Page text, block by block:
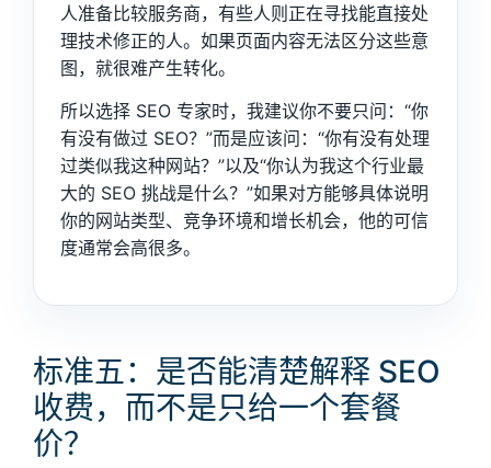
人准备比较服务商，有些人则正在寻找能直接处
理技术修正的人。如果页面内容无法区分这些意
图，就很难产生转化。
所以选择 SEO 专家时，我建议你不要只问：“你
有没有做过 SEO？”而是应该问：“你有没有处理
过类似我这种网站？”以及“你认为我这个行业最
大的 SEO 挑战是什么？”如果对方能够具体说明
你的网站类型、竞争环境和增长机会，他的可信
度通常会高很多。
标准五：是否能清楚解释 SEO
收费，而不是只给一个套餐
价？